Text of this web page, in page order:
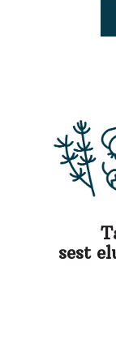
sest